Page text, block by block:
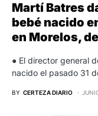
Martí Batres
bebé nacido
en Morelos,
● El director general
nacido el pasado 31
BY CERTEZA DIARIO